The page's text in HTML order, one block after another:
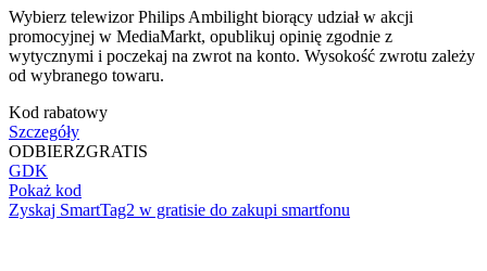
Wybierz telewizor Philips Ambilight biorący udział w akcji
promocyjnej w MediaMarkt, opublikuj opinię zgodnie z
wytycznymi i poczekaj na zwrot na konto. Wysokość zwrotu zależy
od wybranego towaru.
Kod rabatowy
Szczegóły
ODBIERZGRATIS
GDK
Pokaż kod
Zyskaj SmartTag2 w gratisie do zakupi smartfonu